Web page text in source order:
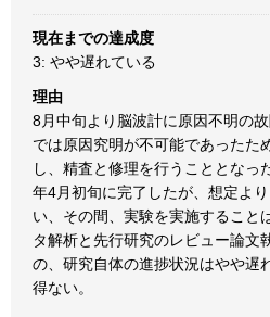
現在までの達成度
3: やや遅れている
理由
8月中旬より脳波計に原因不明の
では原因究明が不可能であったた
し、精査と修理を行うこととなっ
年4月初旬に完了したが、想定よ
い、その間、実験を実施すること
タ解析と先行研究のレビュー論文
の、研究自体の進捗状況はやや遅
得ない。